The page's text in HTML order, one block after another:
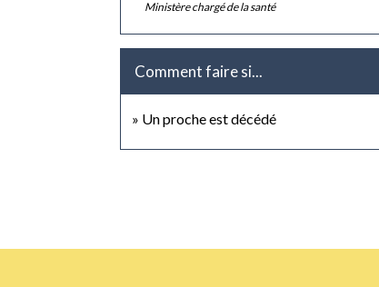
Ministère chargé de la santé
Comment faire si...
Un proche est décédé